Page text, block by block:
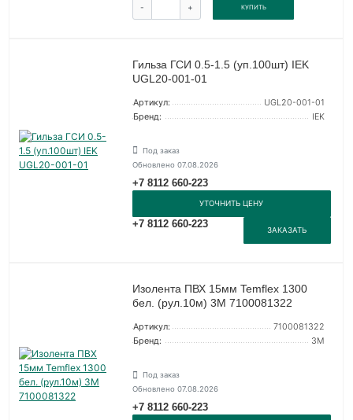
- + КУПИТЬ
Гильза ГСИ 0.5-1.5 (уп.100шт) IEK
UGL20-001-01
Артикул:
UGL20-001-01
Бренд:
IEK
Под заказ
Обновлено 07.08.2026
+7 8112 660-223
УТОЧНИТЬ ЦЕНУ
+7 8112 660-223
ЗАКАЗАТЬ
Изолента ПВХ 15мм Temflex 1300
бел. (рул.10м) 3М 7100081322
Артикул:
7100081322
Бренд:
3М
Под заказ
Обновлено 07.08.2026
+7 8112 660-223